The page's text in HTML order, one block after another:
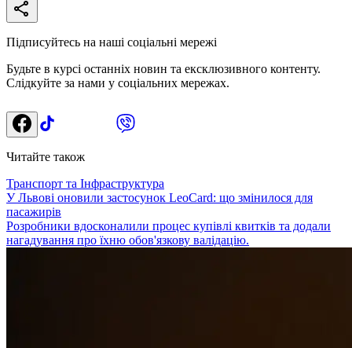
Підписуйтесь на наші соціальні мережі
Будьте в курсі останніх новин та ексклюзивного контенту.
Слідкуйте за нами у соціальних мережах.
Читайте також
Транспорт та Інфраструктура
У Львові оновили застосунок LeoCard: що змінилося для
пасажирів
Розробники вдосконалили процес купівлі квитків та додали
нагадування про їхню обов'язкову валідацію.